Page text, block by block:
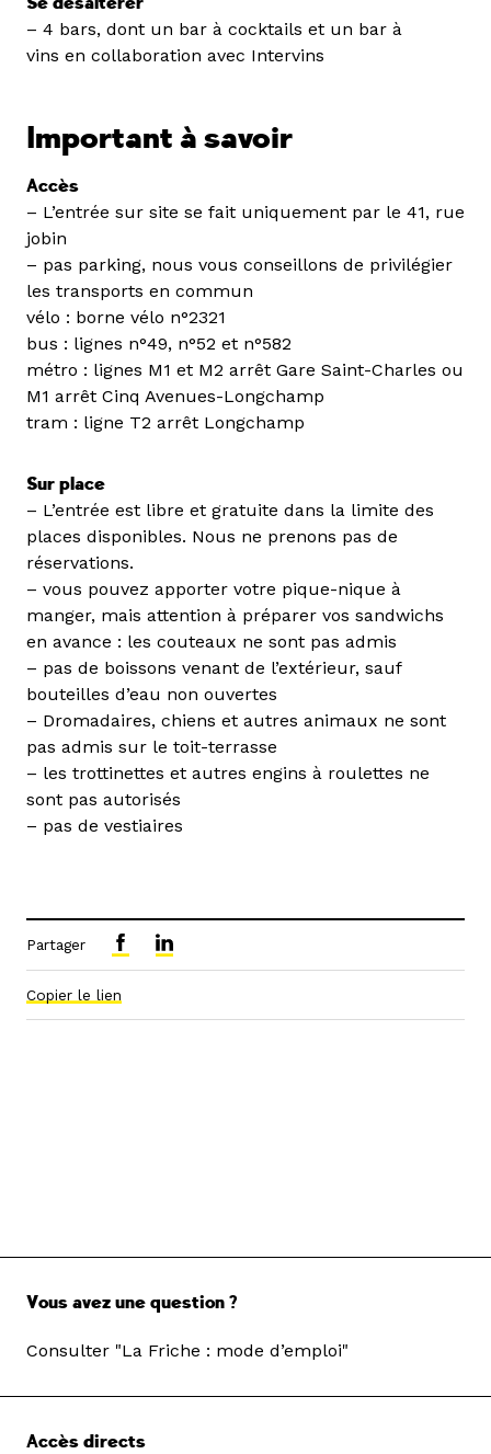
– 4 bars, dont un bar à cocktails et un bar à
vins en collaboration avec Intervins
Important à savoir
Accès
– L’entrée sur site se fait uniquement par le 41, rue
jobin
– pas parking, nous vous conseillons de privilégier
les transports en commun
vélo : borne vélo n°2321
bus : lignes n°49, n°52 et n°582
métro : lignes M1 et M2 arrêt Gare Saint-Charles ou
M1 arrêt Cinq Avenues-Longchamp
tram : ligne T2 arrêt Longchamp
Sur place
– L’entrée est libre et gratuite dans la limite des
places disponibles. Nous ne prenons pas de
réservations.
– vous pouvez apporter votre pique-nique à
manger, mais attention à préparer vos sandwichs
en avance : les couteaux ne sont pas admis
– pas de boissons venant de l’extérieur, sauf
bouteilles d’eau non ouvertes
– Dromadaires, chiens et autres animaux ne sont
pas admis sur le toit-terrasse
– les trottinettes et autres engins à roulettes ne
sont pas autorisés
– pas de vestiaires
Partager
Copier le lien
Vous avez une question ?
Consulter "La Friche : mode d’emploi"
Accès directs